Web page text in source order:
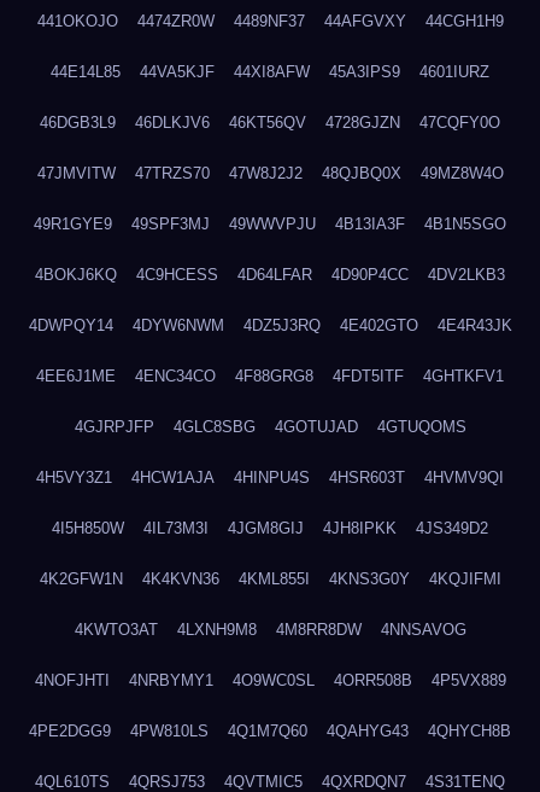
441OKOJO 4474ZR0W 4489NF37 44AFGVXY 44CGH1H9
44E14L85 44VA5KJF 44XI8AFW 45A3IPS9 4601IURZ
46DGB3L9 46DLKJV6 46KT56QV 4728GJZN 47CQFY0O
47JMVITW 47TRZS70 47W8J2J2 48QJBQ0X 49MZ8W4O
49R1GYE9 49SPF3MJ 49WWVPJU 4B13IA3F 4B1N5SGO
4BOKJ6KQ 4C9HCESS 4D64LFAR 4D90P4CC 4DV2LKB3
4DWPQY14 4DYW6NWM 4DZ5J3RQ 4E402GTO 4E4R43JK
4EE6J1ME 4ENC34CO 4F88GRG8 4FDT5ITF 4GHTKFV1
4GJRPJFP 4GLC8SBG 4GOTUJAD 4GTUQOMS
4H5VY3Z1 4HCW1AJA 4HINPU4S 4HSR603T 4HVMV9QI
4I5H850W 4IL73M3I 4JGM8GIJ 4JH8IPKK 4JS349D2
4K2GFW1N 4K4KVN36 4KML855I 4KNS3G0Y 4KQJIFMI
4KWTO3AT 4LXNH9M8 4M8RR8DW 4NNSAVOG
4NOFJHTI 4NRBYMY1 4O9WC0SL 4ORR508B 4P5VX889
4PE2DGG9 4PW810LS 4Q1M7Q60 4QAHYG43 4QHYCH8B
4QL610TS 4QRSJ753 4QVTMIC5 4QXRDQN7 4S31TENQ